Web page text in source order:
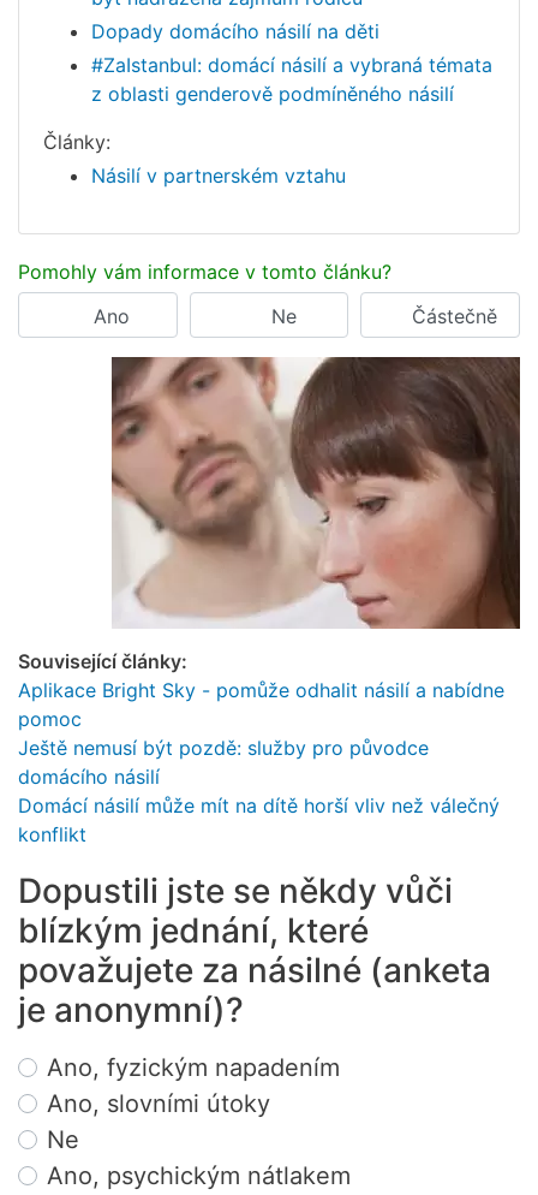
Dopady domácího násilí na děti
#ZaIstanbul: domácí násilí a vybraná témata
z oblasti genderově podmíněného násilí
Články:
Násilí v partnerském vztahu
Pomohly vám informace v tomto článku?
Ano
Ne Částečně
Související články:
Aplikace Bright Sky - pomůže odhalit násilí a nabídne
pomoc
Ještě nemusí být pozdě: služby pro původce
domácího násilí
Domácí násilí může mít na dítě horší vliv než válečný
konflikt
Dopustili jste se někdy vůči
blízkým jednání, které
považujete za násilné (anketa
je anonymní)?
Choices
Ano, fyzickým napadením
Ano, slovními útoky
Ne
Ano, psychickým nátlakem